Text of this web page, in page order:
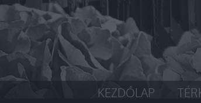
KEZDŐLAP